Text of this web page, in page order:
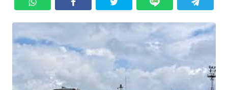
SERBI
OPINI
INDEKS